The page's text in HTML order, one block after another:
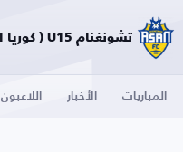
تشونغنام U15 ( كوريا الجنوبية )
المباريات الأخبار اللاعبون